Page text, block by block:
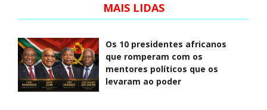
MAIS LIDAS
Os 10 presidentes africanos
que romperam com os
mentores políticos que os
levaram ao poder